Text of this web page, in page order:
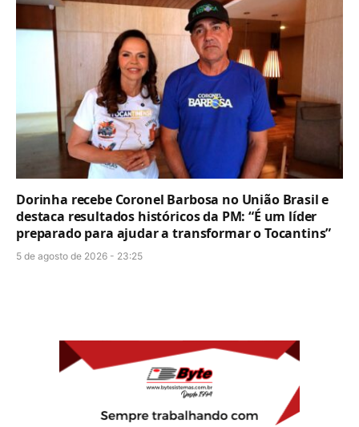
Dorinha recebe Coronel Barbosa no União Brasil e
destaca resultados históricos da PM: “É um líder
preparado para ajudar a transformar o Tocantins”
5 de agosto de 2026 - 23:25